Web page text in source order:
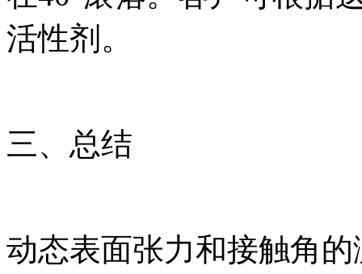
活性剂。
三、总结
动态表面张力和接触角